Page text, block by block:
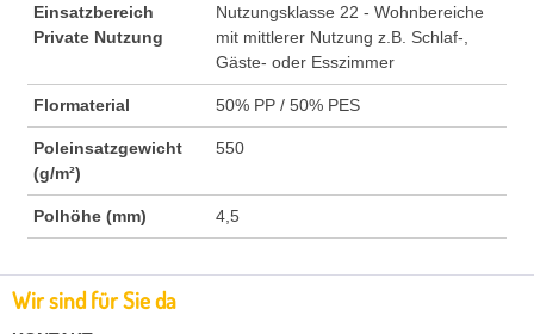
Einsatzbereich
Private Nutzung
Nutzungsklasse 22 - Wohnbereiche
mit mittlerer Nutzung z.B. Schlaf-,
Gäste- oder Esszimmer
Flormaterial 50% PP / 50% PES
Poleinsatzgewicht
(g/m²)
550
Polhöhe (mm) 4,5
Wir sind für Sie da